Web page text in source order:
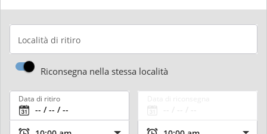
Località di ritiro
Riconsegna nella stessa località
Data di ritiro